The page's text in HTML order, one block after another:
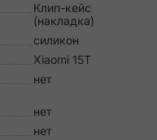
Клип-кейс
(накладка)
силикон
Xiaomi 15T
нет
нет
нет